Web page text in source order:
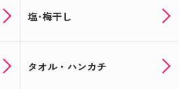
塩･梅干し
タオル・ハンカチ